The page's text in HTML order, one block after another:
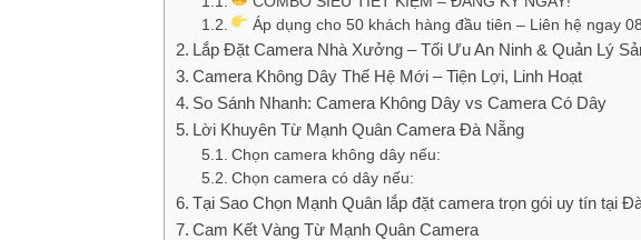
Áp dụng cho 50 khách hàng đầu tiên – Liên hệ ngay
Lắp Đặt Camera Nhà Xưởng – Tối Ưu An Ninh & Quản Lý
Camera Không Dây Thế Hệ Mới – Tiện Lợi, Linh Hoạt
So Sánh Nhanh: Camera Không Dây vs Camera Có Dây
Lời Khuyên Từ Mạnh Quân Camera Đà Nẵng
Chọn camera không dây nếu:
Chọn camera có dây nếu:
Tại Sao Chọn Mạnh Quân lắp đặt camera trọn gói uy tín tại
Cam Kết Vàng Từ Mạnh Quân Camera